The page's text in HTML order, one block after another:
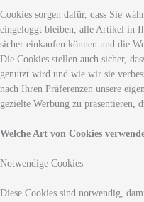
Cookies sorgen dafür, dass Sie
eingeloggt bleiben, alle Artikel in
sicher einkaufen können und die
Die Cookies stellen auch sicher,
genutzt wird und wie wir sie
nach Ihren Präferenzen unsere
gezielte Werbung zu präsentieren,
Welche Art von Cookies
Notwendige Cookies
Diese Cookies sind notwendig,